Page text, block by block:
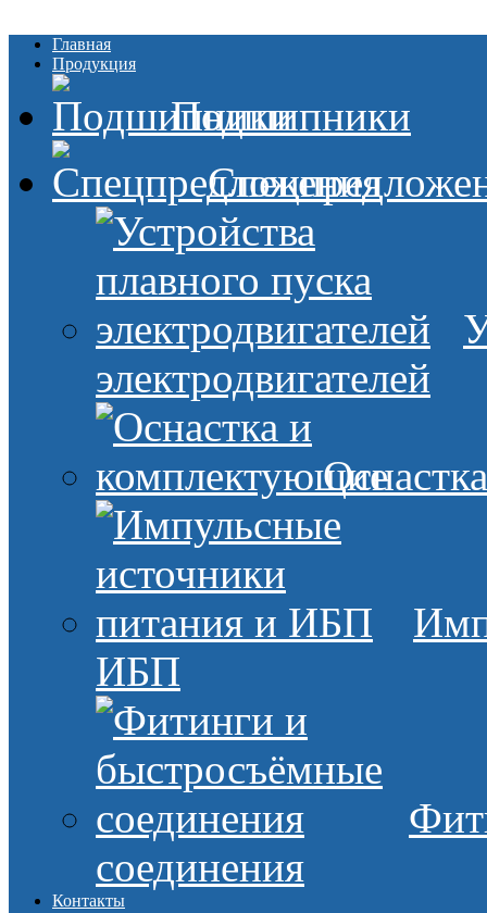
Главная
Продукция
Подшипники
электродвигателей
ИБП
соединения
Контакты